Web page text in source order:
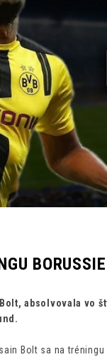
absolvovala vo
Bolt sa na